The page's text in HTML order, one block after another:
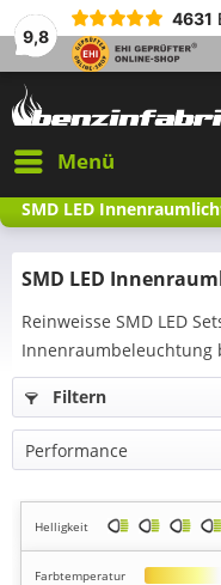
9,8
4631
Menü
SMD LED
SMD LED
Reinweisse SMD LED
Innenraumbeleuchtung
Filtern
Helligkeit
Farbtemperatur